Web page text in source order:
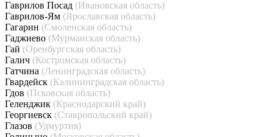
Гаврилов Посад (Ивановская область)
Гаврилов-Ям (Ярославская область)
Гагарин (Смоленская область)
Гаджиево (Мурманская область)
Гай (Оренбургская область)
Галич (Костромская область)
Гатчина (Ленинградская область)
Гвардейск (Калининградская область)
Гдов (Псковская область)
Геленджик (Краснодарский край)
Георгиевск (Ставропольский край)
Глазов (Удмуртия)